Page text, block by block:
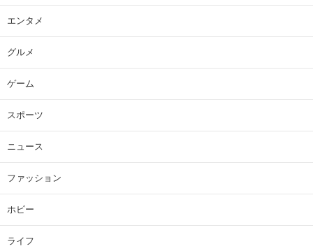
エンタメ
グルメ
ゲーム
スポーツ
ニュース
ファッション
ホビー
ライフ